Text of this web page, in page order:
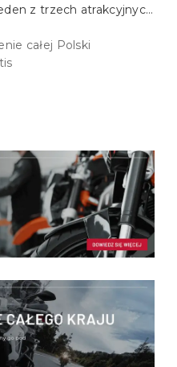
z trzech atrakcyjnych
całej Polski